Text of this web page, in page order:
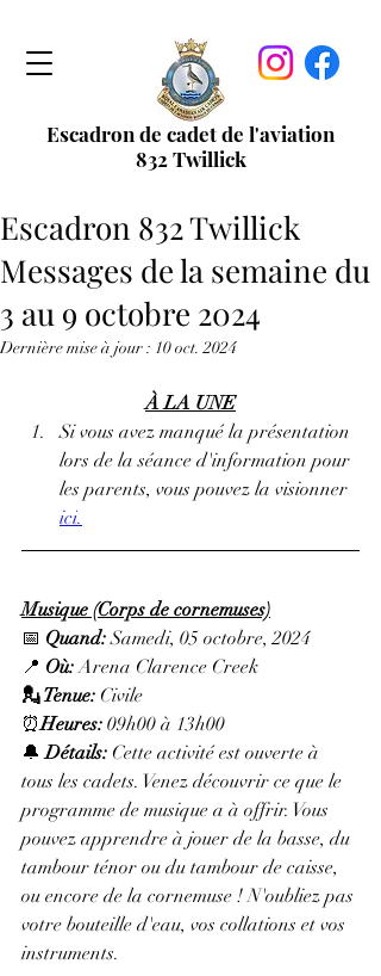
Escadron de cadet de l'aviation
832 Twillick
Escadron 832 Twillick
Messages de la semaine du
3 au 9 octobre 2024
Dernière mise à jour : 10 oct. 2024
À LA UNE
Si vous avez manqué la présentation
lors de la séance d'information pour
les parents, vous pouvez la visionner
ici.
Musique (Corps de cornemuses)
📅 Quand: Samedi, 05 octobre, 2024
📍 Où: Arena Clarence Creek
💂 Tenue: Civile
⏰Heures: 09h00 à 13h00
🔔 Détails: Cette activité est ouverte à
tous les cadets. Venez découvrir ce que le
programme de musique a à offrir. Vous
pouvez apprendre à jouer de la basse, du
tambour ténor ou du tambour de caisse,
ou encore de la cornemuse ! N'oubliez pas
votre bouteille d'eau, vos collations et vos
instruments.